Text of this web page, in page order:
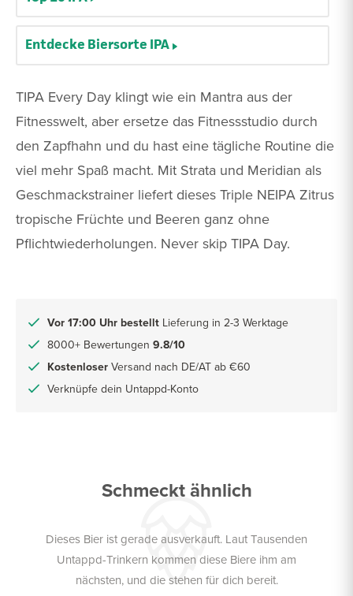
TIPA Every Day klingt wie ein Mantra aus der
Fitnesswelt, aber ersetze das Fitnessstudio durch
den Zapfhahn und du hast eine tägliche Routine die
viel mehr Spaß macht. Mit Strata und Meridian als
Geschmackstrainer liefert dieses Triple NEIPA Zitrus
tropische Früchte und Beeren ganz ohne
Pflichtwiederholungen. Never skip TIPA Day.
Vor 17:00 Uhr bestellt Lieferung in 2-3 Werktage
8000+ Bewertungen 9.8/10
Kostenloser Versand nach DE/AT ab €60
Verknüpfe dein Untappd-Konto
Entdecke Biersorte IPA
Schmeckt ähnlich
Dieses Bier ist gerade ausverkauft. Laut Tausenden
Untappd-Trinkern kommen diese Biere ihm am
nächsten, und die stehen für dich bereit.